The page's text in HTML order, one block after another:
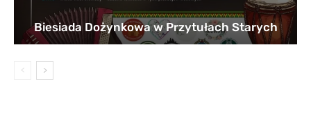
Biesiada Dożynkowa w Przytułach Starych